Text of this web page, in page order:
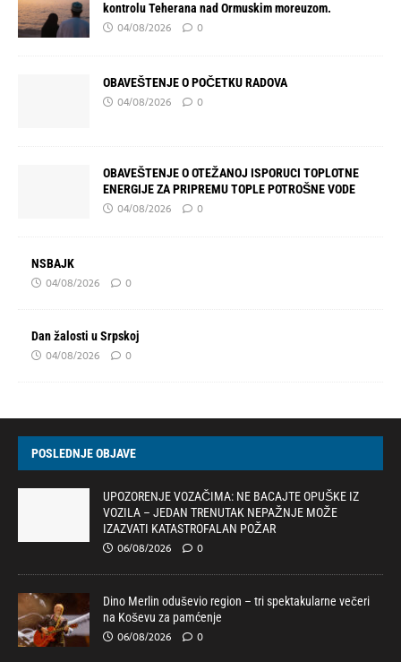
kontrolu Teherana nad Ormuskim moreuzom.
04/08/2026 0
OBAVEŠTENJE O POČETKU RADOVA
04/08/2026 0
OBAVEŠTENJE O OTEŽANOJ ISPORUCI TOPLOTNE
ENERGIJE ZA PRIPREMU TOPLE POTROŠNE VODE
04/08/2026 0
NSBAJK
04/08/2026 0
Dan žalosti u Srpskoj
04/08/2026 0
POSLEDNJE OBJAVE
UPOZORENJE VOZAČIMA: NE BACAJTE OPUŠKE IZ
VOZILA – JEDAN TRENUTAK NEPAŽNJE MOŽE
IZAZVATI KATASTROFALAN POŽAR
06/08/2026 0
Dino Merlin oduševio region – tri spektakularne večeri
na Koševu za pamćenje
06/08/2026 0